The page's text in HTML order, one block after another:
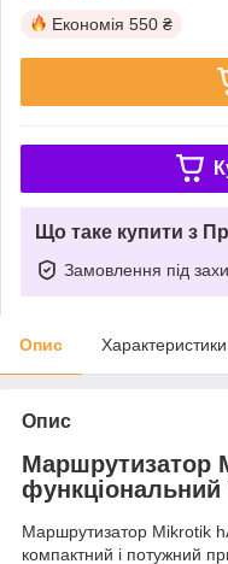
Економія 550 ₴
Що таке купити з
Замовлення під
Опис Характеристики
Опис
Маршрутизатор
функціональний
Маршрутизатор Mikrotik
компактний і потужний